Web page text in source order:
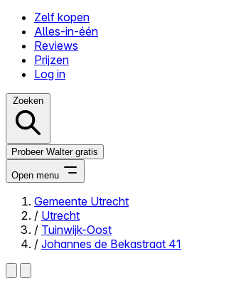
Zelf kopen
Alles-in-één
Reviews
Prijzen
Log in
Zoeken
Probeer Walter gratis
Open menu
Close menu
Gemeente Utrecht
/ Utrecht
/ Tuinwijk-Oost
/ Johannes de Bekastraat 41